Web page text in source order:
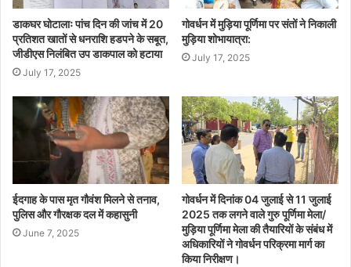
डाकघर घोटालाः पांच दिन की जांच में 20
प्रतिशत खातों से धनराशि हडपने के सबूत,
जीडीएस निलंबित उप डाकपाल को हटाया
July 17, 2025
गोवर्धन में मुड़िया पूर्णिमा पर संतों ने निकाली
मुड़िया शोभायात्रा:
July 17, 2025
ईदगाह के पास मृत गौवंश मिलने से तनाव,
पुलिस और गौरक्षक दल में कहासुनी
June 7, 2025
गोवर्धन में दिनांक 04 जुलाई से 11 जुलाई
2025 तक लगने वाले गुरु पूर्णिमा मेला/
मुड़िया पूर्णिमा मेला की तैयारियों के संबंध में
अधिकारियों ने गोवर्धन परिक्रमा मार्ग का
किया निरीक्षण।